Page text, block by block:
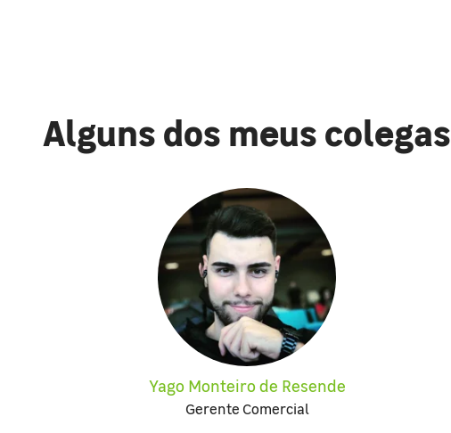
Alguns dos meus colegas
Yago Monteiro de Resende
Gerente Comercial